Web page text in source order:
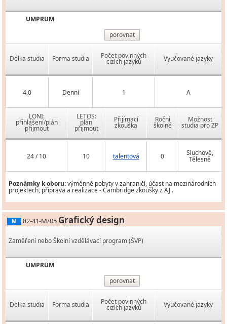
UMPRUM
porovnat
Délka studia Forma studia Počet povinných
cizích jazyků Vyučované jazyky
4,0 Denní 1 A
LONI:
přihlášení/plán
přijmout
LETOS:
plán
přijmout
Přijímací
zkouška
Roční
školné
Možnost
studia pro ZP
24 / 10 10 talentová 0 Sluchově,
Tělesně
Poznámky k oboru:výměnné pobyty v zahraničí, účast na mezinárodních
projektech, příprava a realizace - Cambridge zkoušky z AJ .
M 82-41-M/05 Grafický design
Zaměření nebo Školní vzdělávací program (ŠVP)
UMPRUM
porovnat
Délka studia Forma studia Počet povinných
cizích jazyků Vyučované jazyky